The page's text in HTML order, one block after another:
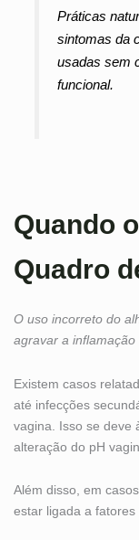
Práticas
sintomas da
usadas sem
funcional.
Quando
Quadro
O uso incorreto do
agravar a
Existem casos
até infecções
vagina. Isso se deve
alteração do pH
Além disso, em
estar ligada a